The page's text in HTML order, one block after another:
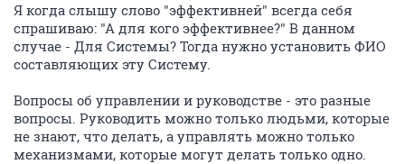
Я когда слышу слово "эффективней" всегда себя
спрашиваю: "А для кого эффективнее?" В данном
случае - Для Системы? Тогда нужно установить ФИО
составляющих эту Систему.
Вопросы об управлении и руководстве - это разные
вопросы. Руководить можно только людьми, которые
не знают, что делать, а управлять можно только
механизмами, которые могут делать только одно.